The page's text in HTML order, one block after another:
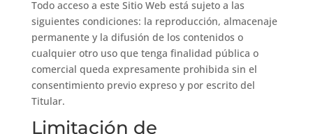
Todo acceso a este Sitio Web está sujeto a las
siguientes condiciones: la reproducción, almacenaje
permanente y la difusión de los contenidos o
cualquier otro uso que tenga finalidad pública o
comercial queda expresamente prohibida sin el
consentimiento previo expreso y por escrito del
Titular.
Limitación de